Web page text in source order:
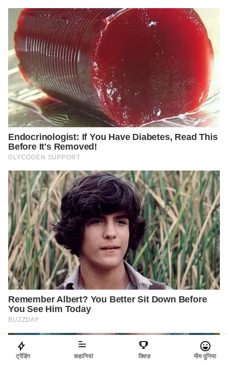
ट्रेंडिंग कहानियां क्विज़ मीम दुनिया